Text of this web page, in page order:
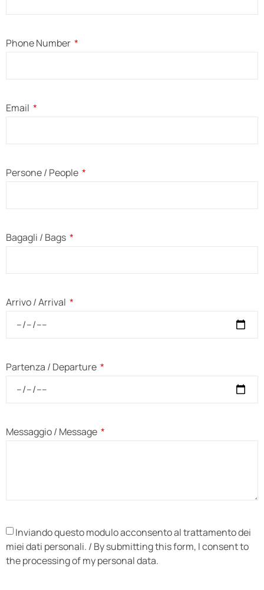
Phone Number
Email
Persone / People
Bagagli / Bags
Arrivo / Arrival
Partenza / Departure
Messaggio / Message
Inviando questo modulo acconsento al trattamento dei
miei dati personali. / By submitting this form, I consent to
the processing of my personal data.